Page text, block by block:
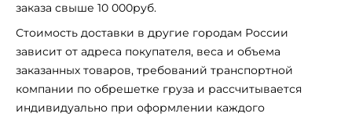
заказа свыше 10 000руб.
Стоимость доставки в другие городам России
зависит от адреса покупателя, веса и объема
заказанных товаров, требований транспортной
компании по обрешетке груза и рассчитывается
индивидуально при оформлении каждого